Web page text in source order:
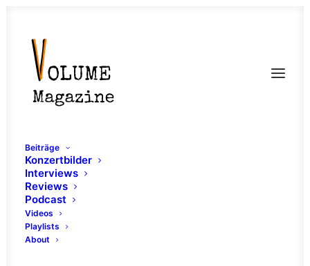
Beiträge
Konzertbilder
Interviews
Reviews
Podcast
Videos
Playlists
About